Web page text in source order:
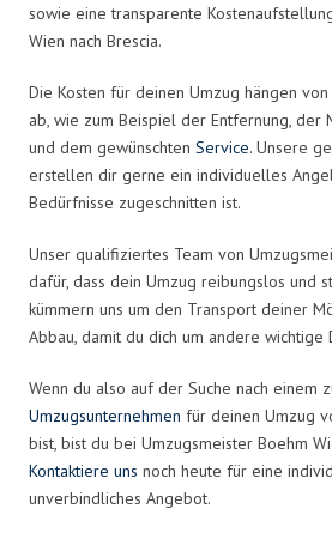
sowie eine transparente
Wien nach Brescia.
Die Kosten für deinen Umzug hängen
ab, wie zum Beispiel der Entfernung, der
und dem gewünschten Service. Unsere
erstellen dir gerne ein individuelles
Bedürfnisse zugeschnitten ist.
Unser qualifiziertes Team von
dafür, dass dein Umzug reibungslos und
kümmern uns um den Transport deiner
Abbau, damit du dich um andere wichtige
Wenn du also auf der Suche nach einem
Umzugsunternehmen für deinen Umzug
bist, bist du bei Umzugsmeister Boehm
Kontaktiere uns noch heute für eine
unverbindliches Angebot.